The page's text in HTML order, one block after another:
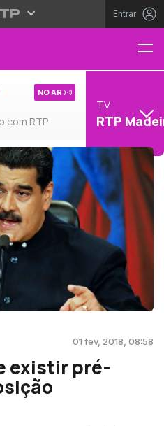
Entrar
com RTP
NO AR
TV
RTP
01 fev, 2018, 08:58
existir pré-